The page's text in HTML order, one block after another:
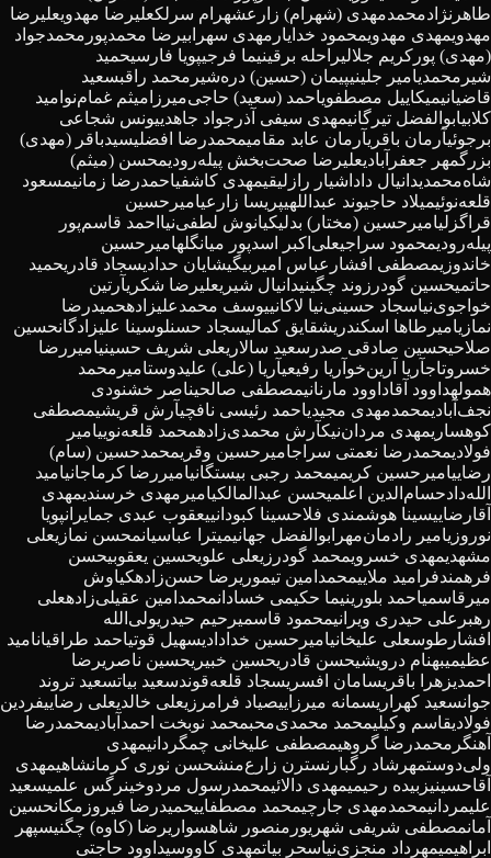
طاهرنژادمحمدمهدی (شهرام) زارعشهرام سرلکعلیرضا مهدویعلیرضا
مهدویمهدی مهدویمحمود خدایار مهدی سهرابیرضا محمدپور محمدجواد
(مهدی) پورکریم جلالیراحله برقینیما فرجیپویا فارسیحمید
شیرمحمدیامیر جلینیپیمان (حسین) دره‌شیر محمد راقبسعید
قاضیانیمیکاییل مصطفویاحمد (سعید) حاجی‌میرزا میثم غمام‌نو امید
کلابیابوالفضل تیرگانیمهدی سیفی آذر جواد جاهدییونس شجاعی
برجوئیآرمان باقریآرمان عابد مقامیمحمدرضا افضلیسیدباقر (مهدی)
بزرگمهر جعفرآبادیعلیرضا صحت‌بخش پیله‌رودیمحسن (میثم)
شاه‌محمدیدانیال داداشیار رازلیقیمهدی کاشفیاحمدرضا زمانیمسعود
قلعه‌نوئیمیلاد حاجیوند عبداللهیپریسا زارعیامیرحسین
قراگزلیامیرحسین (مختار) بدلیکیانوش لطفی‌نیا احمد قاسم‌پور
پیله‌رودیمحمود سراجیعلی‌اکبر اسدپور میانگلهامیرحسین
خاندوزیمصطفی افشار عباس امیربیگیشایان حدادیسجاد قادریحمید
حاتمیحسین گودرزوند چگینیدانیال شیریعلیرضا شکریآرتین
خواجوی‌نیاسجاد حسینی‌نیا لاکانییوسف محمدعلیزادهحمیدرضا
نمازیامیرطاها اسکندریشقایق کمالیسجاد حسنلوسینا علیزادگانحسین
صلاحیحسین صادقی صدر سعید سالاریعلی شریف حسینیامیررضا
خسروتاجآریا آرین‌خو آریا رفیعیآریا (علی) علیدوستامیرمحمد
همولهداوود آقاداوود مارنانیمصطفی صالحیناصر خشنودی
نجف‌آبادیمحمدمهدی مجیدیاحمد رئیسی نافچیآرش قریشیمصطفی
کوهساریمهدی مردان‌نیکآرش محمدی‌زادهمحمد قلعه‌نوییامیر
فولادیمحمدرضا نعمتی سراجامیرحسین وقریمحمدحسین (سام)
رضاییامیرحسین کریمیمحمد رجبی بیستگانیامیررضا کرماجانیامید
الله‌دادحسام‌الدین اعلمیحسن عبدالمالکیامیرمهدی خرسندیمهدی
آقارضاییسینا هوشمندی فلاحسینا کبودانییعقوب عبدی جمایرانپویا
نوروزیامیر رادمان‌مهر ابوالفضل جهانیمیترا عباسیانمحسن نمازیعلی
مشهدیمهدی خسرویمحمد گودرزیعلی علویحسین یعقوبیحسن
فرهمندفر امید ملاییمحمدامین تیموریرضا حسن‌زادهکیاوش
میرقاسمیاحمد بلورینیما حکیمی خسادانمحمدامین عقیلی‌زادهعلی
رهبر علی حیدری ویرانیمحمود قاسمیرحیم حیدریولی‌الله
افشارطوسعلی علیخانیامیرحسین خدادادیسهیل قوتیاحمد طراقیانامید
عظیمیبهنام درویشیحسن قادریحسین خبیریحسین ناصریرضا
احمدیزهرا باقریسامان افسریسجاد قلعه‌قوندسعید بیاتسعید تروند
جوانسعید کهراریسمانه میرزاییصیاد فرامرزیعلی خالدیعلی رضاییفردین
فولادیقاسم وکیلیمحمد محمدی‌محبمحمد نوبخت احمدآبادیمحمدرضا
آهنگر محمدرضا گروهیمصطفی علیخانی چمگردانیمهدی
ولی‌دوستمهرشاد رگبار نسترن زارع‌منشحسن نوری کرمانشاهیمهدی
آقاحسینیزبیده رحیمیمهدی دالائیمحمدرسول مردوخینرگس علمیسعید
علیمردانیمحمدمهدی جارچیمحمد مصطفاییحمیدرضا فیروزمکانحسین
آمانمصطفی شریفی شهریور منصور شاهسواریرضا (کاوه) چگنیسپهر
ابراهیمیمهرداد منجزی‌نیاسحر بیاتمهدی کاووسیداوود حاجتی